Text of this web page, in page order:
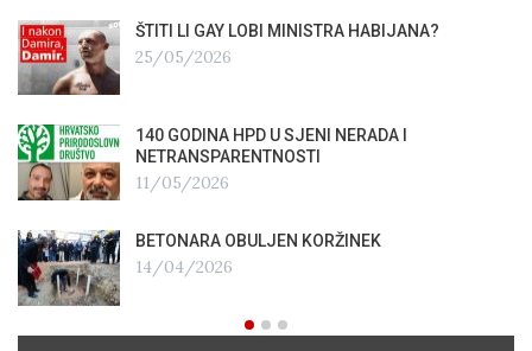
ŠTITI LI GAY LOBI MINISTRA HABIJANA?
25/05/2026
140 GODINA HPD U SJENI NERADA I
NETRANSPARENTNOSTI
11/05/2026
BETONARA OBULJEN KORŽINEK
14/04/2026